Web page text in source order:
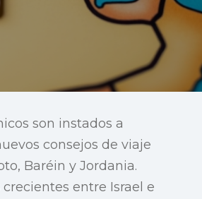
son instados a
consejos de viaje
Baréin y Jordania.
entre Israel e